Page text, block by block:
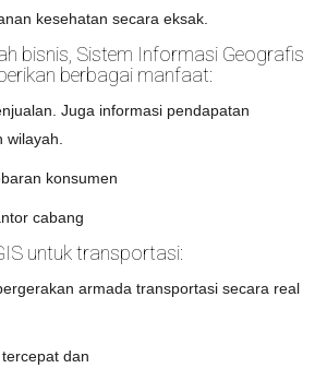
kesehatan secara eksak.
bisnis, Sistem Informasi Geografis
berbagai manfaat:
Juga informasi pendapatan
wilayah.
konsumen
cabang
untuk transportasi:
armada transportasi secara real
dan